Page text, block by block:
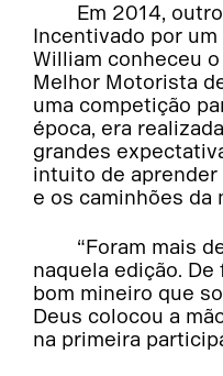
Em 2014,
Incentivado por
William conheceu
Melhor Motorista
uma competição
época, era
grandes
intuito de
e os caminhões da
“Foram mais
naquela edição.
bom mineiro que
Deus colocou a
na primeira